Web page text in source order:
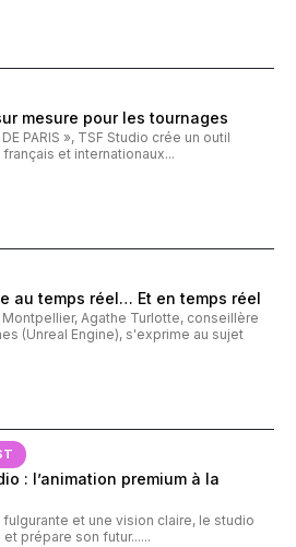
mesure pour les tournages
PARIS », TSF Studio crée un outil
et internationaux...
au temps réel… Et en temps réel
Montpellier, Agathe Turlotte, conseillère
(Unreal Engine), s'exprime au sujet
: l’animation premium à la
et une vision claire, le studio
prépare son futur......